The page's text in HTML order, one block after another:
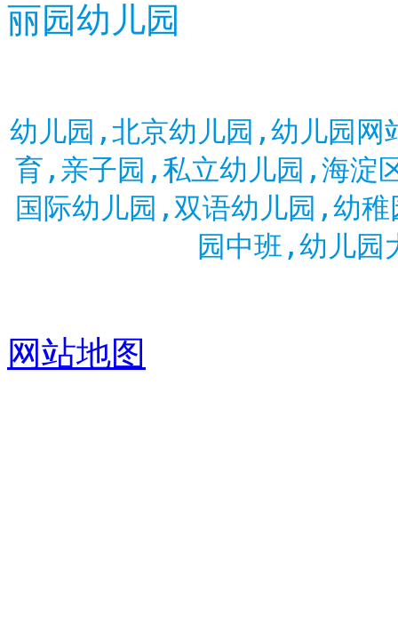
丽园幼儿园
幼儿园,北京幼儿园,幼儿园
育,亲子园,私立幼儿园,海淀
国际幼儿园,双语幼儿园,幼
园中班,幼儿
网站地图